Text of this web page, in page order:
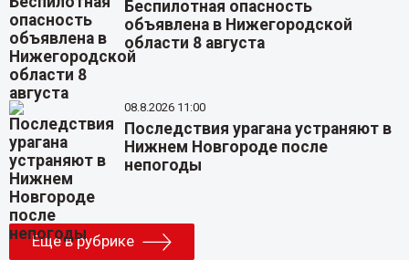
Беспилотная опасность
объявлена в Нижегородской
области 8 августа
08.8.2026 11:00
Последствия урагана устраняют в
Нижнем Новгороде после
непогоды
Еще в рубрике